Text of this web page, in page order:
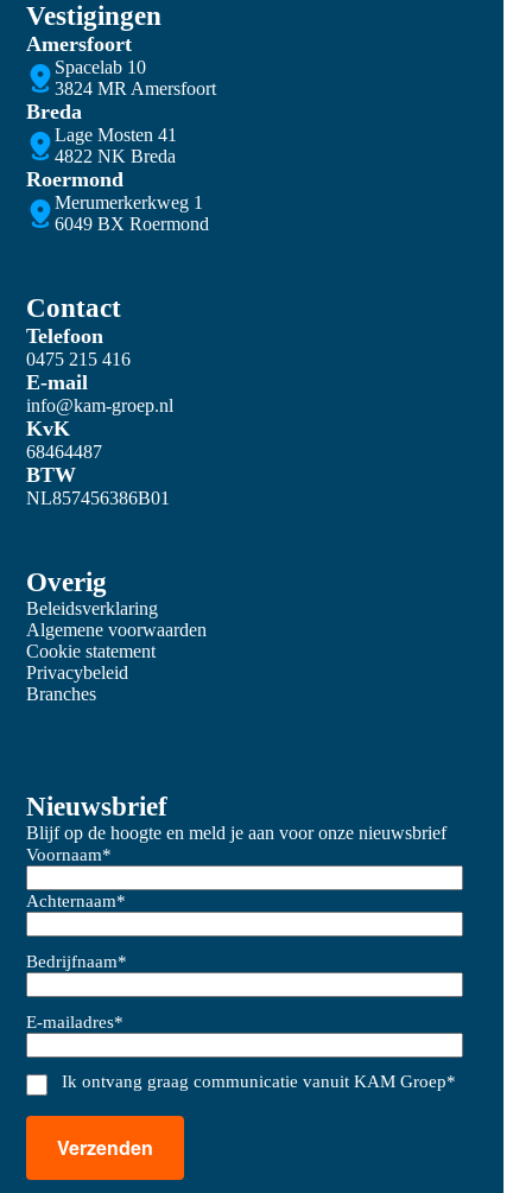
Vestigingen
Amersfoort
Spacelab 10
3824 MR Amersfoort
Breda
Lage Mosten 41
4822 NK Breda
Roermond
Merumerkerkweg 1
6049 BX Roermond
Contact
Telefoon
0475 215 416
E-mail
info@kam-groep.nl
KvK
68464487
BTW
NL857456386B01
Overig
Beleidsverklaring
Algemene voorwaarden
Cookie statement
Privacybeleid
Branches
Nieuwsbrief
Blijf op de hoogte en meld je aan voor onze nieuwsbrief
Voornaam*
Achternaam*
Bedrijfnaam*
E-mailadres*
Ik ontvang graag communicatie vanuit KAM Groep*